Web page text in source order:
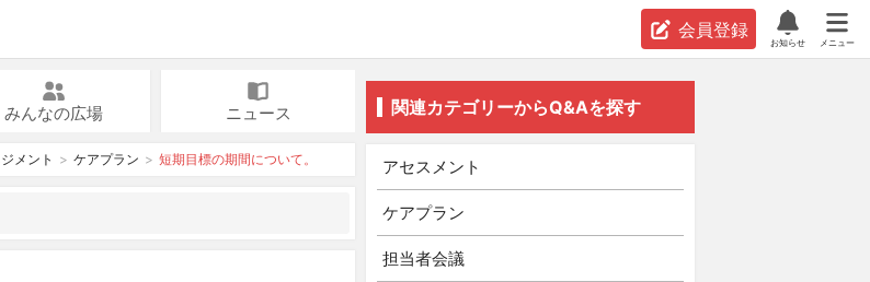
会員登録
お知らせ メニュー
みんなの広場 ニュース
メント ケアプラン 短期目標の期間について。
関連カテゴリーからQ&Aを探す
アセスメント
ケアプラン
担当者会議